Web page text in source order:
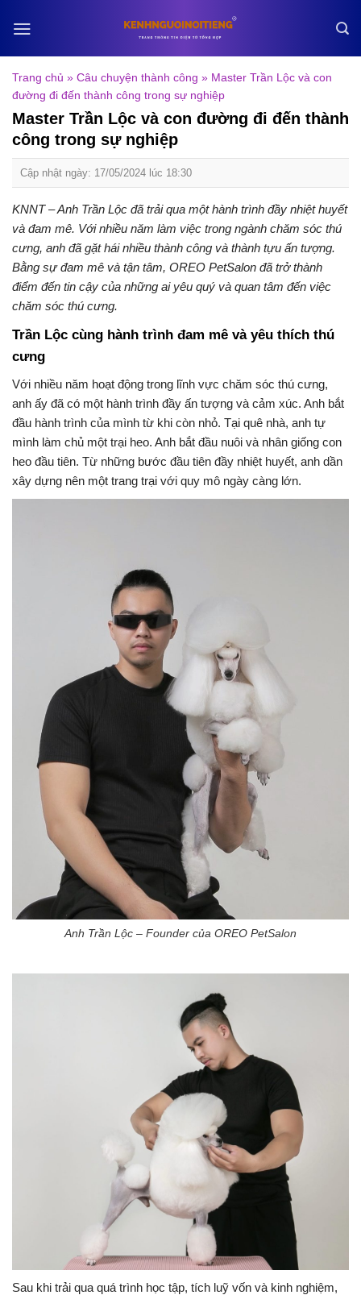
Trang chủ » Câu chuyện thành công » Master Trần Lộc và con
đường đi đến thành công trong sự nghiệp
Master Trần Lộc và con đường đi đến thành
công trong sự nghiệp
Cập nhật ngày: 17/05/2024 lúc 18:30
KNNT – Anh Trần Lộc đã trải qua một hành trình đầy nhiệt huyết
và đam mê. Với nhiều năm làm việc trong ngành chăm sóc thú
cưng, anh đã gặt hái nhiều thành công và thành tựu ấn tượng.
Bằng sự đam mê và tận tâm, OREO PetSalon đã trở thành
điểm đến tin cậy của những ai yêu quý và quan tâm đến việc
chăm sóc thú cưng.
Trần Lộc cùng hành trình đam mê và yêu thích thú
cưng
Với nhiều năm hoạt động trong lĩnh vực chăm sóc thú cưng,
anh ấy đã có một hành trình đầy ấn tượng và cảm xúc. Anh bắt
đầu hành trình của mình từ khi còn nhỏ. Tại quê nhà, anh tự
mình làm chủ một trại heo. Anh bắt đầu nuôi và nhân giống con
heo đầu tiên. Từ những bước đầu tiên đầy nhiệt huyết, anh dần
xây dựng nên một trang trại với quy mô ngày càng lớn.
Anh Trần Lộc – Founder của OREO PetSalon
Sau khi trải qua quá trình học tập, tích luỹ vốn và kinh nghiệm,